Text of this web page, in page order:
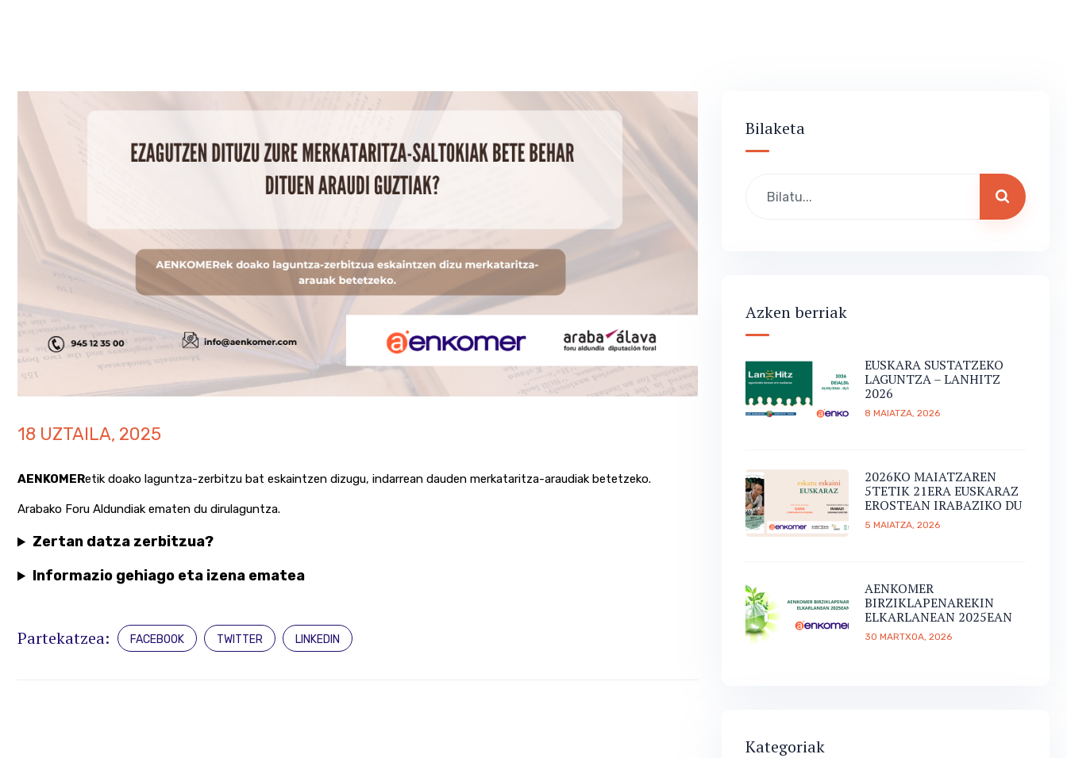
18 UZTAILA, 2025
AENKOMERetik doako laguntza-zerbitzu bat eskaintzen dizugu, indarrean dauden merkataritza-araudiak betetzeko.
Arabako Foru Aldundiak ematen du dirulaguntza.
Zertan datza zerbitzua?
Informazio gehiago eta izena ematea
Partekatzea: FACEBOOK TWITTER LINKEDIN
Bilaketa
Azken berriak
EUSKARA SUSTATZEKO
LAGUNTZA – LANHITZ
2026
8 MAIATZA, 2026
2026KO MAIATZAREN
5TETIK 21ERA EUSKARAZ
EROSTEAN IRABAZIKO DU
5 MAIATZA, 2026
AENKOMER
BIRZIKLAPENAREKIN
ELKARLANEAN 2025EAN
30 MARTXOA, 2026
Kategoriak